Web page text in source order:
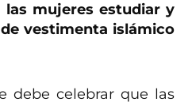
mujeres estudiar y
vestimenta islámico
debe celebrar que las